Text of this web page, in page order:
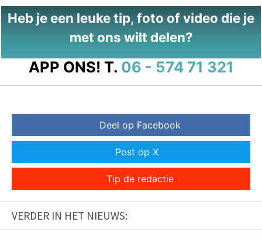
Heb je een leuke tip, foto of video die je
met ons wilt delen?
APP ONS! T. 06 - 574 71 321
Deel op Facebook
Post op X
Tip de redactie
VERDER IN HET NIEUWS: